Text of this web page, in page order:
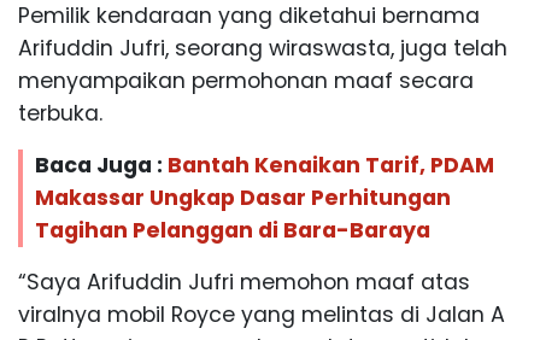
Pemilik kendaraan yang diketahui bernama
Arifuddin Jufri, seorang wiraswasta, juga telah
menyampaikan permohonan maaf secara
terbuka.
Baca Juga : Bantah Kenaikan Tarif, PDAM
Makassar Ungkap Dasar Perhitungan
Tagihan Pelanggan di Bara-Baraya
“Saya Arifuddin Jufri memohon maaf atas
viralnya mobil Royce yang melintas di Jalan A